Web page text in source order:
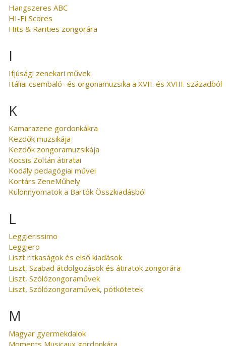
Hangszeres ABC
HI-FI Scores
Hits & Rarities zongorára
I
Ifjúsági zenekari művek
Itáliai csembaló- és orgonamuzsika a XVII. és XVIII. századból
K
Kamarazene gordonkákra
Kezdők muzsikája
Kezdők zongoramuzsikája
Kocsis Zoltán átiratai
Kodály pedagógiai művei
Kortárs ZeneMűhely
Különnyomatok a Bartók Összkiadásból
L
Leggierissimo
Leggiero
Liszt ritkaságok és első kiadások
Liszt, Szabad átdolgozások és átiratok zongorára
Liszt, Szólózongoraművek
Liszt, Szólózongoraművek, pótkötetek
M
Magyar gyermekdalok
Moments Musicaux gordonkára